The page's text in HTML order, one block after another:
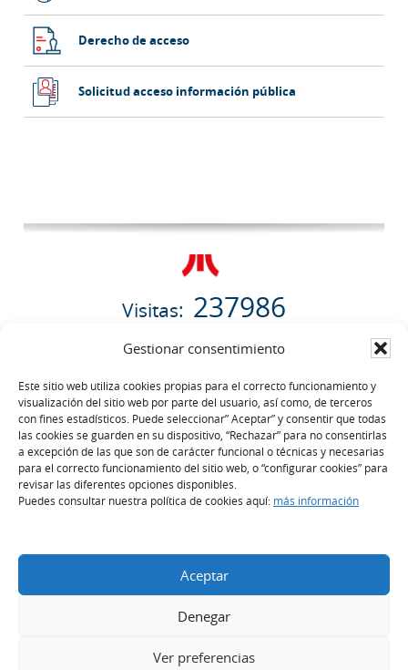
Gestionar consentimiento
Este sitio web utiliza cookies propias para el correcto funcionamiento y
visualización del sitio web por parte del usuario, así como, de terceros
con fines estadísticos. Puede seleccionar” Aceptar” y consentir que todas
las cookies se guarden en su dispositivo, “Rechazar” para no consentirlas
a excepción de las que son de carácter funcional o técnicas y necesarias
para el correcto funcionamiento del sitio web, o “configurar cookies” para
revisar las diferentes opciones disponibles.
Puedes consultar nuestra política de cookies aquí: más información
Aceptar
Denegar
Ver preferencias
Derecho de acceso
Solicitud acceso información pública
Visitas: 237986
Comisionado de Transparencia
Accesibilidad Web